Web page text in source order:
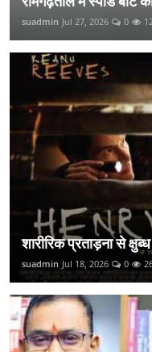
suadmin Jul 27, 2026 0
शारीरिक प्रताड़ना से
suadmin Jul 18, 2026 0